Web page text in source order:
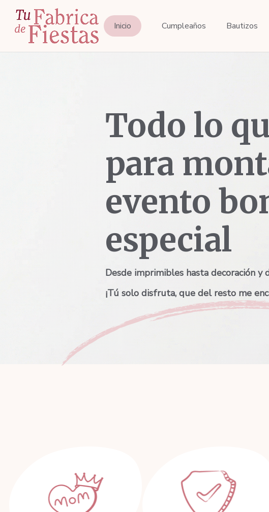
Inicio Cumpleaños Bautizos
Todo lo
para
evento
especial
Desde imprimibles hasta decoración y
¡Tú solo disfruta, que del resto me